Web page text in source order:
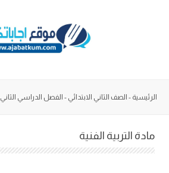
الرئيسية - الصف الثاني الابتدائي - الفصل الدراسي الثاني
مادة التربية الفنية